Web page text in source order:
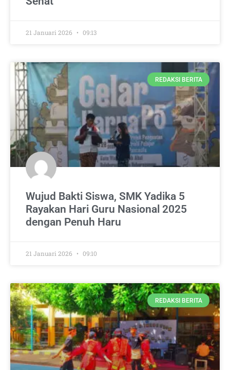
21 Januari 2026 09:13
REDAKSI BERITA
Wujud Bakti Siswa, SMK Yadika 5
Rayakan Hari Guru Nasional 2025
dengan Penuh Haru
21 Januari 2026 09:10
REDAKSI BERITA